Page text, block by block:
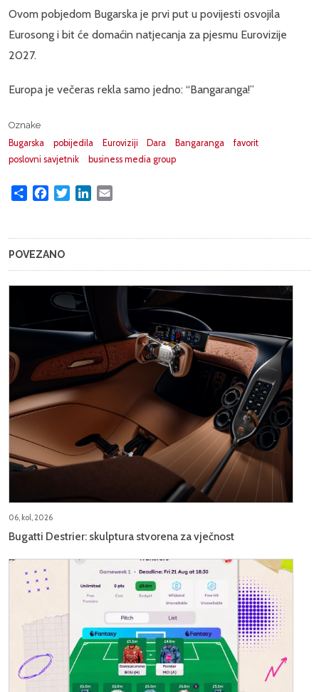
Ovom pobjedom Bugarska je prvi put u povijesti osvojila
Eurosong i bit će domaćin natjecanja za pjesmu Eurovizije
2027.
Europa je večeras rekla samo jedno: “Bangaranga!”
Oznake
Bugarska
pobijedila Euroviziji Dara Bangaranga
favorit
poslovni savjetnik
business media group
Share FacebookTwitterLinkedIn
POVEZANO
06, kol, 2026
Bugatti Destrier: skulptura stvorena za vječnost